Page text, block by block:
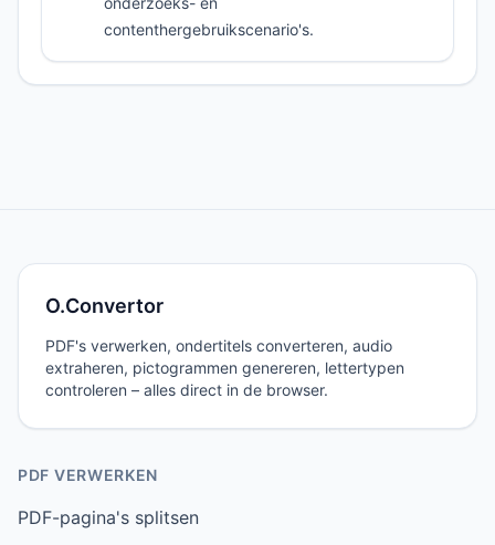
contenthergebruikscenario's.
O.Convertor
PDF's verwerken, ondertitels converteren, audio
extraheren, pictogrammen genereren, lettertypen
controleren – alles direct in de browser.
PDF VERWERKEN
PDF-pagina's splitsen